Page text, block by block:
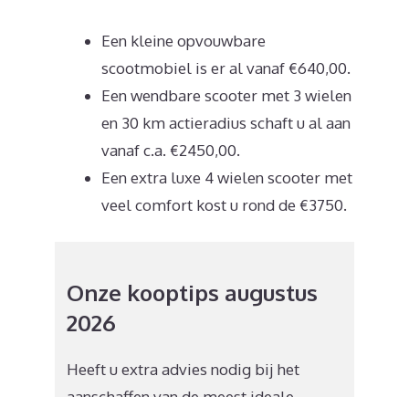
Een kleine opvouwbare
scootmobiel is er al vanaf €640,00.
Een wendbare scooter met 3 wielen
en 30 km actieradius schaft u al aan
vanaf c.a. €2450,00.
Een extra luxe 4 wielen scooter met
veel comfort kost u rond de €3750.
Onze kooptips augustus
2026
Heeft u extra advies nodig bij het